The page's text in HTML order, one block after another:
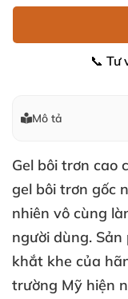
📞 Tư
Mô tả
Gel bôi trơn cao
gel bôi trơn gốc
nhiên vô cùng
người dùng.
khắt khe của
trường Mỹ hiện